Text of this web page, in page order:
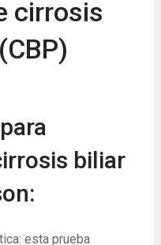
cirrosis
biliar
esta prueba